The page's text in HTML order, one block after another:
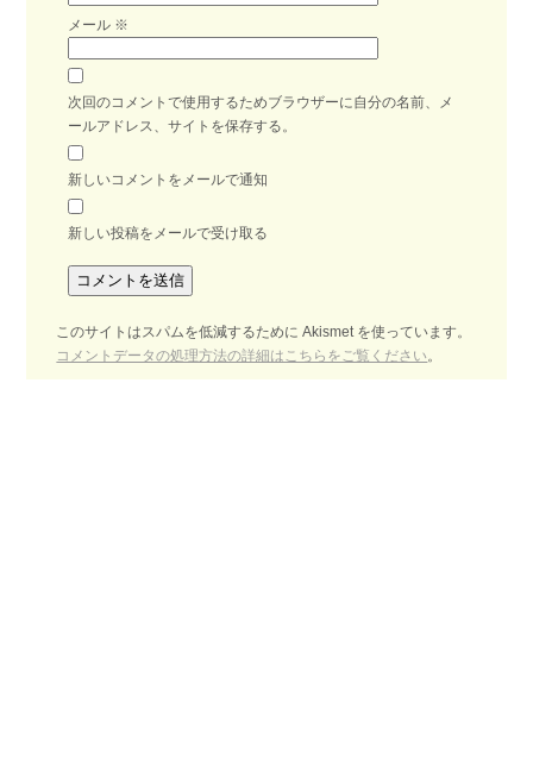
メール ※
次回のコメントで使用するためブラウザーに自分の名前、メ
ールアドレス、サイトを保存する。
新しいコメントをメールで通知
新しい投稿をメールで受け取る
このサイトはスパムを低減するために Akismet を使っています。
コメントデータの処理方法の詳細はこちらをご覧ください。